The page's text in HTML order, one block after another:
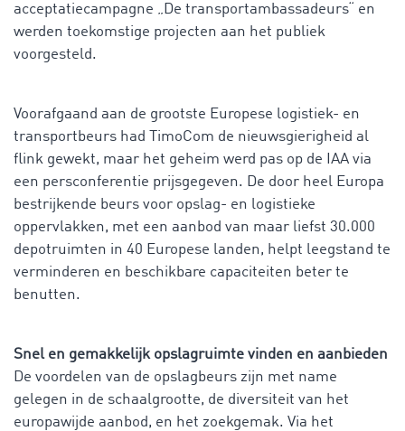
acceptatiecampagne „De transportambassadeurs“ en
werden toekomstige projecten aan het publiek
voorgesteld.
Voorafgaand aan de grootste Europese logistiek- en
transportbeurs had TimoCom de nieuwsgierigheid al
flink gewekt, maar het geheim werd pas op de IAA via
een persconferentie prijsgegeven. De door heel Europa
bestrijkende beurs voor opslag- en logistieke
oppervlakken, met een aanbod van maar liefst 30.000
depotruimten in 40 Europese landen, helpt leegstand te
verminderen en beschikbare capaciteiten beter te
benutten.
Snel en gemakkelijk opslagruimte vinden en aanbieden
De voordelen van de opslagbeurs zijn met name
gelegen in de schaalgrootte, de diversiteit van het
europawijde aanbod, en het zoekgemak. Via het